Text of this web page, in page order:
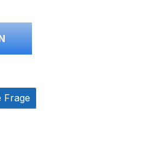
Frage